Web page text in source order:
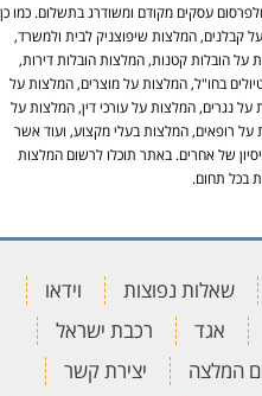
עסקים מקודם ומשודרג בתשלום. כמו כן
קבלנים, המלצות שיפוצניק לבית ולמשרד,
על הובלות קטנות, המלצות הובלות דירות,
בחו"ל, המלצות על מוצרים, המלצות על
נגרים, המלצות על עורכי דין, המלצות על
על רופאים, המלצות בעלי מקצוע, ועוד אשר
של אחרים. באתר תוכלו לרשום המלצות
בכל תחום.
שאלות נפוצות
וידאו
אגד
רכבת ישראל
המלצה
יצירת קשר